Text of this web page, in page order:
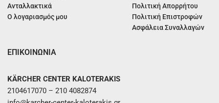
Ανταλλακτικά
Ο λογαριασμός μου
Πολιτική Απορρήτου
Πολιτική Επιστροφών
Ασφάλεια Συναλλαγών
ΕΠΙΚΟΙΝΩΝΙΑ
KÄRCHER CENTER KALOTERAKIS
2104617070 – 210 4082874